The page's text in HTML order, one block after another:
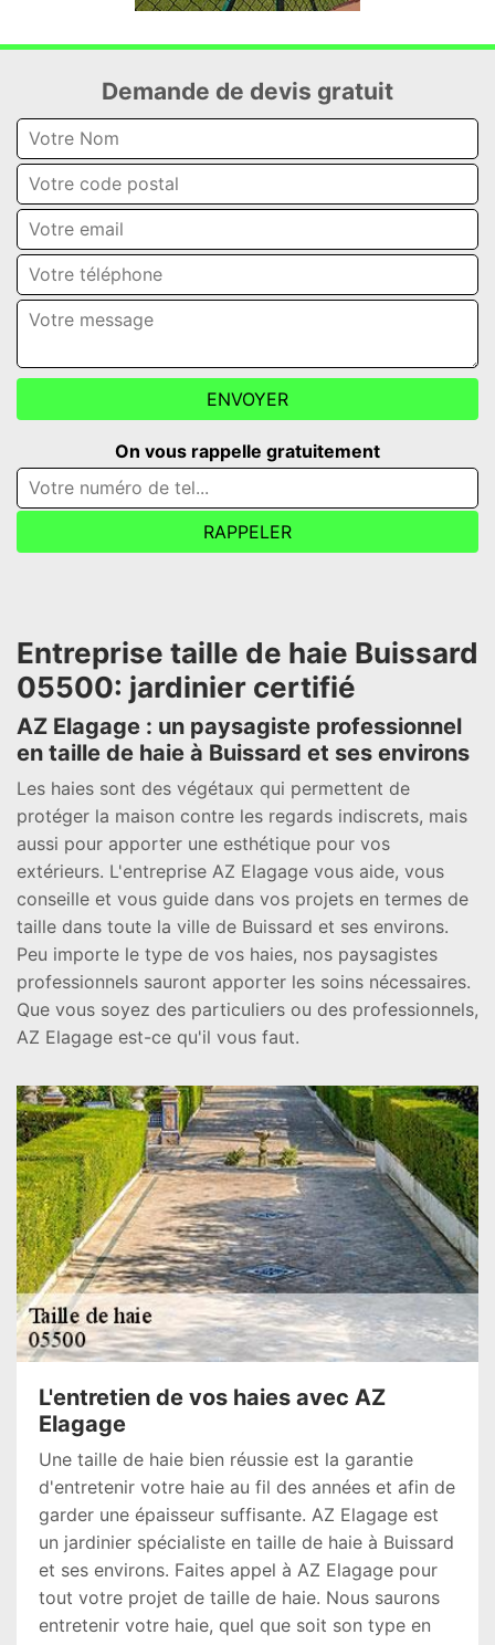
Demande de devis gratuit
On vous rappelle gratuitement
Entreprise taille de haie Buissard
05500: jardinier certifié
AZ Elagage : un paysagiste professionnel
en taille de haie à Buissard et ses environs
Les haies sont des végétaux qui permettent de
protéger la maison contre les regards indiscrets, mais
aussi pour apporter une esthétique pour vos
extérieurs. L'entreprise AZ Elagage vous aide, vous
conseille et vous guide dans vos projets en termes de
taille dans toute la ville de Buissard et ses environs.
Peu importe le type de vos haies, nos paysagistes
professionnels sauront apporter les soins nécessaires.
Que vous soyez des particuliers ou des professionnels,
AZ Elagage est-ce qu'il vous faut.
L'entretien de vos haies avec AZ
Elagage
Une taille de haie bien réussie est la garantie
d'entretenir votre haie au fil des années et afin de
garder une épaisseur suffisante. AZ Elagage est
un jardinier spécialiste en taille de haie à Buissard
et ses environs. Faites appel à AZ Elagage pour
tout votre projet de taille de haie. Nous saurons
entretenir votre haie, quel que soit son type en